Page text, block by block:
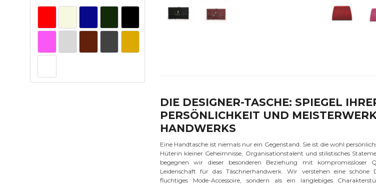
DIE DESIGNER-TASCHE: SPIEGEL
PERSÖNLICHKEIT UND
HANDWERKS
Eine Handtasche ist niemals nur ein Gegenstand. Sie ist die wohl
Hüterin kleiner Geheimnisse, Organisationstalent und stilistisches
begegnen wir dieser besonderen Beziehung mit kompromissloser
Leidenschaft für das Täschnerhandwerk. Wir verstehen eine schöne
flüchtiges Mode-Accessoire, sondern als ein langlebiges